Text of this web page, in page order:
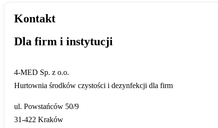
Kontakt
Dla firm i instytucji
4-MED Sp. z o.o.
Hurtownia środków czystości i dezynfekcji dla firm
ul. Powstańców 50/9
31-422 Kraków